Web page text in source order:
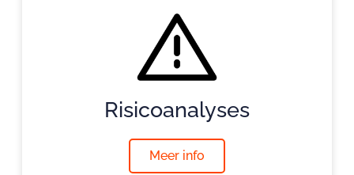
Risicoanalyses
Meer info